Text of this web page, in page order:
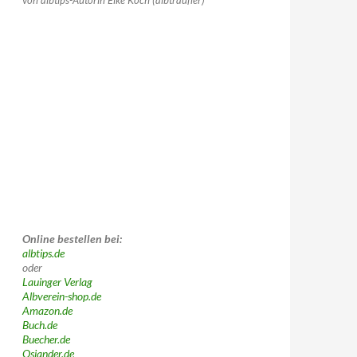
Online bestellen bei:
albtips.de
oder
Lauinger Verlag
Albverein-shop.de
Amazon.de
Buch.de
Buecher.de
Osiander.de